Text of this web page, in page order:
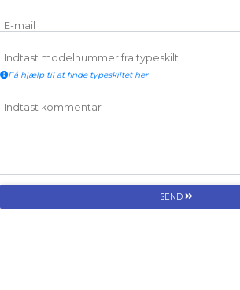
E-mail
Indtast modelnummer fra typeskilt
Få hjælp til at finde typeskiltet her
Indtast kommentar
SEND